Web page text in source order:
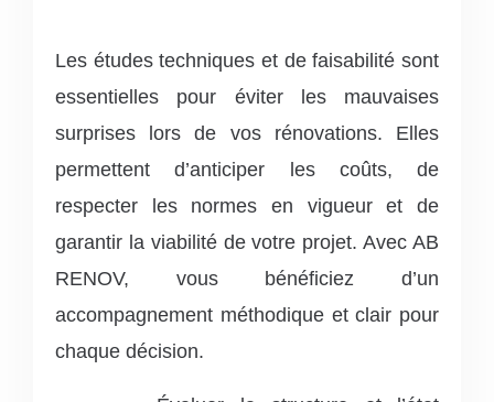
Les études techniques et de faisabilité sont
essentielles pour éviter les mauvaises
surprises lors de vos rénovations. Elles
permettent d’anticiper les coûts, de
respecter les normes en vigueur et de
garantir la viabilité de votre projet. Avec AB
RENOV, vous bénéficiez d’un
accompagnement méthodique et clair pour
chaque décision.